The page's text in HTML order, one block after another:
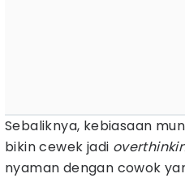
Sebaliknya, kebiasaan
bikin cewek jadi
nyaman dengan cowok